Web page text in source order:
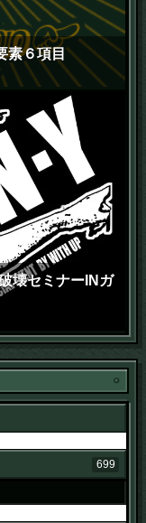
素６項目
壊セミナーINガ
699